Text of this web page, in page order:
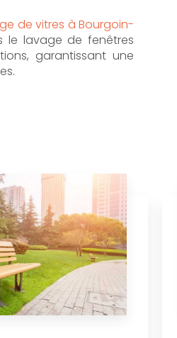
de vitres à Bourgoin-
le lavage de fenêtres
garantissant une